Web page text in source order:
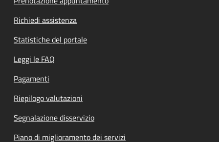
Richiedi assistenza
Statistiche del portale
Leggi le FAQ
Pagamenti
Riepilogo valutazioni
Segnalazione disservizio
Piano di miglioramento dei servizi